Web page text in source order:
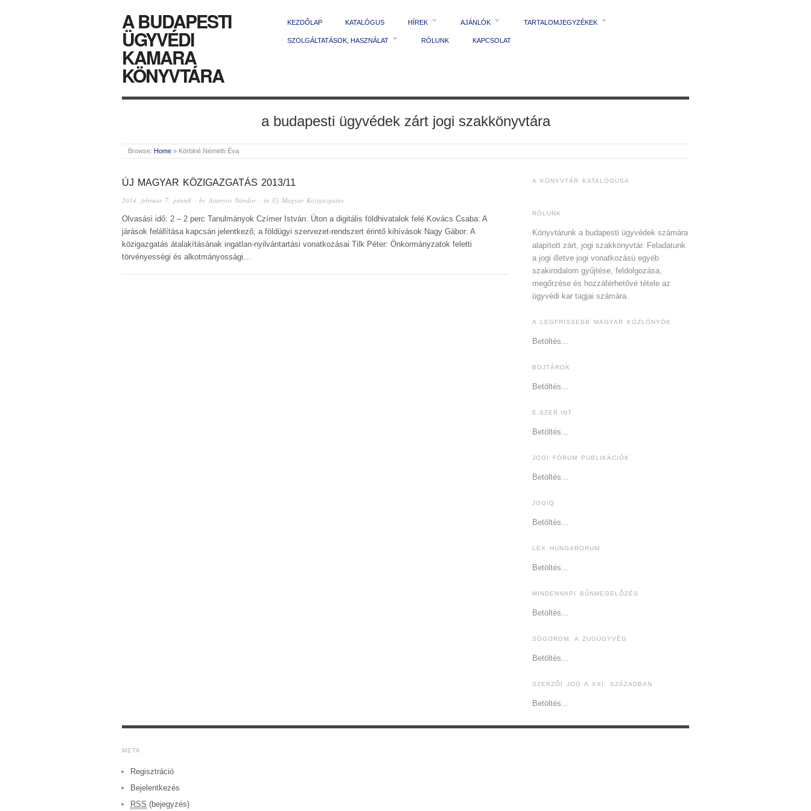
A BUDAPESTI
ÜGYVÉDI
KAMARA
KÖNYVTÁRA
KEZDŐLAP KATALÓGUS HÍREK AJÁNLÓK TARTALOMJEGYZÉKEK
SZOLGÁLTATÁSOK, HASZNÁLAT RÓLUNK KAPCSOLAT
a budapesti ügyvédek zárt jogi szakkönyvtára
Browse: Home » Körblné Németh Éva
ÚJ MAGYAR KÖZIGAZGATÁS 2013/11
2014. február 7. péntek · by Aranyos Nándor· in Új Magyar Közigazgatás
Olvasási idő: 2 – 2 perc Tanulmányok Czímer István: Úton a digitális földhivatalok felé Kovács Csaba: A
járások felállítása kapcsán jelentkező, a földügyi szervezet-rendszert érintő kihívások Nagy Gábor: A
közigazgatás átalakításának ingatlan-nyilvántartási vonatkozásai Tilk Péter: Önkormányzatok feletti
törvényességi és alkotmányossági…
A KÖNYVTÁR KATALÓGUSA
RÓLUNK
Könyvtárunk a budapesti ügyvédek számára
alapított zárt, jogi szakkönyvtár. Feladatunk
a jogi illetve jogi vonatkozású egyéb
szakirodalom gyűjtése, feldolgozása,
megőrzése és hozzáférhetővé tétele az
ügyvédi kar tagjai számára.
A LEGFRISSEBB MAGYAR KÖZLÖNYÖK
Betöltés...
BOJTÁROK
Betöltés...
E.SZER.INT
Betöltés...
JOGI FÓRUM PUBLIKÁCIÓK
Betöltés...
JOGIQ
Betöltés...
LEX HUNGARORUM
Betöltés...
MINDENNAPI BŰNMEGELŐZÉS
Betöltés...
SÓGOROM, A ZUGÜGYVÉD
Betöltés...
SZERZŐI JOG A XXI. SZÁZADBAN
Betöltés...
META
Regisztráció
Bejelentkezés
RSS (bejegyzés)